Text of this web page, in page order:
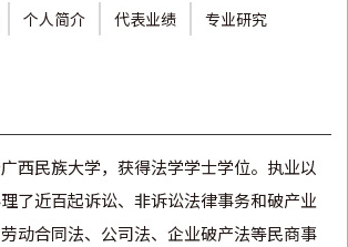
个人简介 代表业绩 专业研究
西民族大学，获得法学学士学位。执业以
了近百起诉讼、非诉讼法律事务和破产业
动合同法、公司法、企业破产法等民商事